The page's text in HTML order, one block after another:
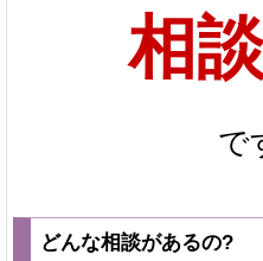
相
で
どんな相談があるの?